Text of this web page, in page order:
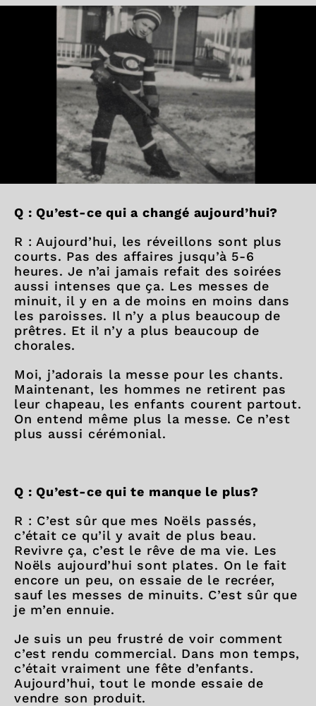
Q : Qu’est-ce qui a changé aujourd’hui?
R : Aujourd’hui, les réveillons sont plus
courts. Pas des affaires jusqu’à 5-6
heures. Je n’ai jamais refait des soirées
aussi intenses que ça. Les messes de
minuit, il y en a de moins en moins dans
les paroisses. Il n’y a plus beaucoup de
prêtres. Et il n’y a plus beaucoup de
chorales.
Moi, j’adorais la messe pour les chants.
Maintenant, les hommes ne retirent pas
leur chapeau, les enfants courent partout.
On entend même plus la messe. Ce n’est
plus aussi cérémonial.
Q : Qu’est-ce qui te manque le plus?
R : C’est sûr que mes Noëls passés,
c’était ce qu’il y avait de plus beau.
Revivre ça, c’est le rêve de ma vie. Les
Noëls aujourd’hui sont plates. On le fait
encore un peu, on essaie de le recréer,
sauf les messes de minuits. C’est sûr que
je m’en ennuie.
Je suis un peu frustré de voir comment
c’est rendu commercial. Dans mon temps,
c’était vraiment une fête d’enfants.
Aujourd’hui, tout le monde essaie de
vendre son produit.